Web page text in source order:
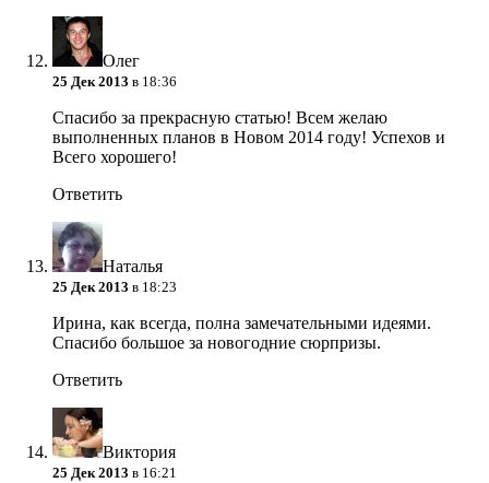
Олег
25 Дек 2013 в 18:36
Спасибо за прекрасную статью! Всем желаю
выполненных планов в Новом 2014 году! Успехов и
Всего хорошего!
Ответить
Наталья
25 Дек 2013 в 18:23
Ирина, как всегда, полна замечательными идеями.
Спасибо большое за новогодние сюрпризы.
Ответить
Виктория
25 Дек 2013 в 16:21